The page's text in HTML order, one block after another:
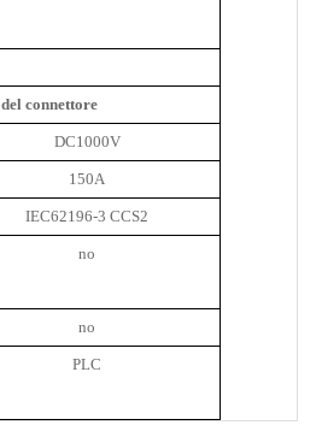
connettore
DC1000V
150A
IEC62196-3 CCS2
no
no
PLC